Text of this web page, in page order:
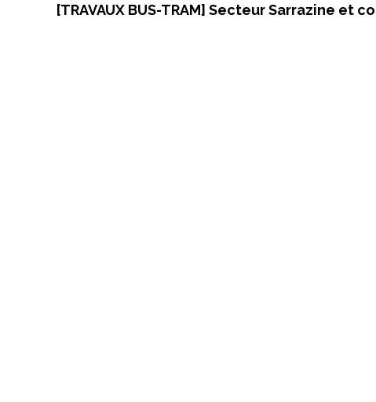
[TRAVAUX BUS-TRAM] Secteur Sarrazine et